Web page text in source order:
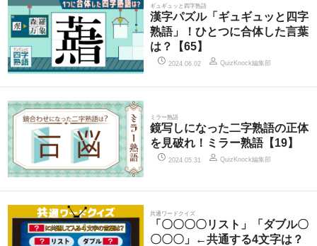
ギュギュッと四字熟語
漢字パズル「ギュギュッと四字
熟語」！ひとつに合体した言葉
は？【65】
2024.06.02 QuizKnock編集部
ミラー熟語
鏡写しになった二字熟語の正体
を見破れ！ミラー熟語【19】
2024.05.31 QuizKnock編集部
共通ワードクイズ
「〇〇〇〇リスト」「ダブル〇
〇〇〇」←共通する4文字は？